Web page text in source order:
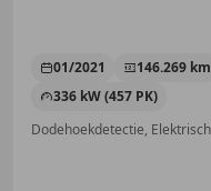
01/2021 146.269 km
336 kW (457 PK)